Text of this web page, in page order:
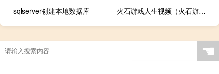
sqlserver创建本地数据库
火石游戏人生视频（火石游戏）
☚